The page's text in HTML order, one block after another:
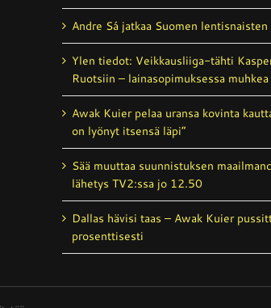
Andre Sá jatkaa Suomen lentisnaisten
Ylen tiedot: Veikkausliiga-tähti
Ruotsiin – lainasopimuksessa
Awak Kuier pelaa uransa kovinta
on lyönyt itsensä läpi”
Sää muuttaa suunnistuksen
lähetys TV2:ssa jo 12.50
Dallas hävisi taas – Awak Kuier
prosenttisesti